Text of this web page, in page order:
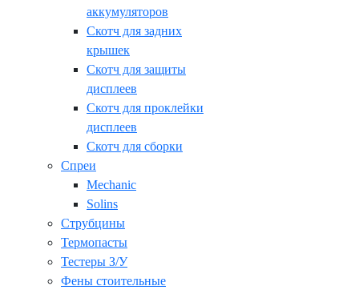
аккумуляторов
Скотч для задних
крышек
Скотч для защиты
дисплеев
Скотч для проклейки
дисплеев
Скотч для сборки
Спреи
Mechanic
Solins
Струбцины
Термопасты
Тестеры З/У
Фены стоительные